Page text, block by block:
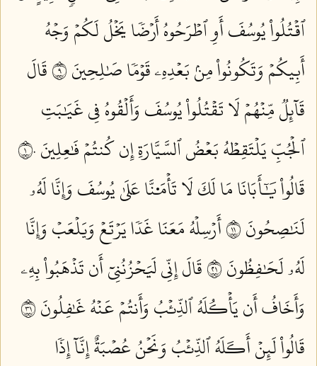
ٱقۡتُلُواْ يُوسُفَ أَوِ ٱطۡرَحُوهُ أَرۡضٗا يَخۡلُ لَكُمۡ وَجۡهُ
أَبِيكُمۡ وَتَكُونُواْ مِنۢ بَعۡدِهِۦ قَوۡمٗا صَٰلِحِينَ ٩
قَالَ
قَآئِلٞ مِّنۡهُمۡ لَا تَقۡتُلُواْ يُوسُفَ وَأَلۡقُوهُ فِي غَيَٰبَتِ
ٱلۡجُبِّ يَلۡتَقِطۡهُ بَعۡضُ ٱلسَّيَّارَةِ إِن كُنتُمۡ فَٰعِلِينَ ١٠
قَالُواْ يَٰٓأَبَانَا مَا لَكَ لَا تَأۡمَ۬نَّا عَلَىٰ يُوسُفَ وَإِنَّا لَهُۥ
لَنَٰصِحُونَ ١١
أَرۡسِلۡهُ مَعَنَا غَدٗا يَرۡتَعۡ وَيَلۡعَبۡ وَإِنَّا
لَهُۥ لَحَٰفِظُونَ ١٢
قَالَ إِنِّي لَيَحۡزُنُنِيٓ أَن تَذۡهَبُواْ بِهِۦ
وَأَخَافُ أَن يَأۡكُلَهُ ٱلذِّئۡبُ وَأَنتُمۡ عَنۡهُ غَٰفِلُونَ ١٣
قَالُواْ لَئِنۡ أَكَلَهُ ٱلذِّئۡبُ وَنَحۡنُ عُصۡبَةٌ إِنَّآ إِذٗا